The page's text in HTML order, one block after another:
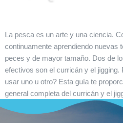
La pesca es un arte y una ciencia.
continuamente aprendiendo nuevas
peces y de mayor tamaño. Dos de
efectivos son el curricán y el jigging.
usar uno u otro? Esta guía te
general completa del curricán y el